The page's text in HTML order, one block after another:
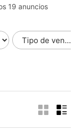
19 anuncios